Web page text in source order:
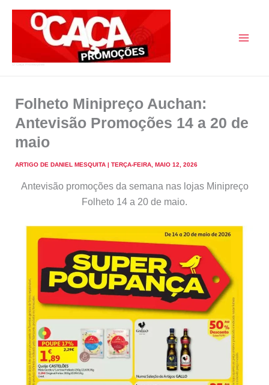
Folheto Minipreço Auchan:
Antevisão Promoções 14 a 20 de
maio
ARTIGO DE DANIEL MESQUITA | TERÇA-FEIRA, MAIO 12, 2026
Antevisão promoções da semana nas lojas Minipreço
Folheto 14 a 20 de maio.